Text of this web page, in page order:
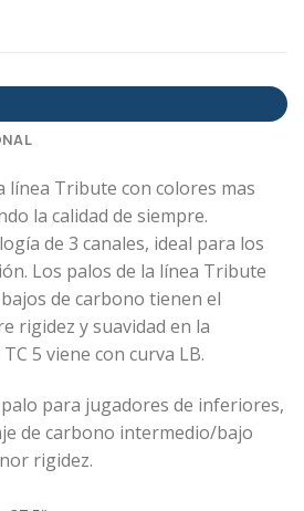
línea Tribute con colores mas
la calidad de siempre.
de 3 canales, ideal para los
Los palos de la línea Tribute
de carbono tienen el
rigidez y suavidad en la
5 viene con curva LB.
para jugadores de inferiores,
de carbono intermedio/bajo
rigidez.